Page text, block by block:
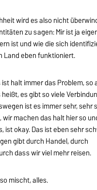
wird es also nicht
zu sagen: Mir ist ja
ist und wie die sich
Land eben funktioniert.
halt immer das Problem,
es gibt so viele
ist es immer sehr, sehr
wir machen das halt hier so
ist okay. Das ist eben sehr
gibt durch Handel, durch
dass wir viel mehr reisen.
mischt, alles.